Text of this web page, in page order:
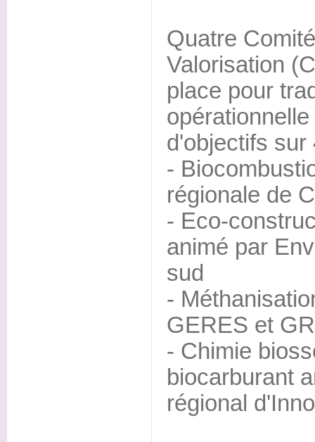
Quatre
Valorisation
place pour
d'objectifs sur
-
régionale de
- Eco-
animé par
sud
-
GERES et
- Chimie
biocarburant
régional